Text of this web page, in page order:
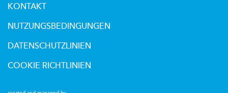
KONTAKT
NUTZUNGSBEDINGUNGEN
DATENSCHUTZLINIEN
COOKIE RICHTLINIEN